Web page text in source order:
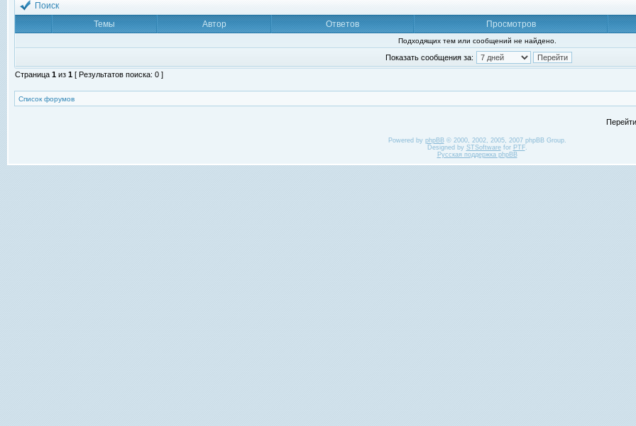
Поиск
Темы
Автор Ответов Просмотров
Подходящих тем или сообщений не найдено.
Показать сообщения за:
Страница 1 из 1 [ Результатов поиска: 0 ]
Список форумов
Powered by phpBB© 2000, 2002, 2005, 2007 phpBB Group.
Designed by STSoftwarefor PTF.
Русская поддержка phpBB